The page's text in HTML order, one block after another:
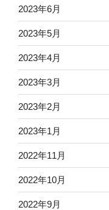
2023年6月
2023年5月
2023年4月
2023年3月
2023年2月
2023年1月
2022年11月
2022年10月
2022年9月